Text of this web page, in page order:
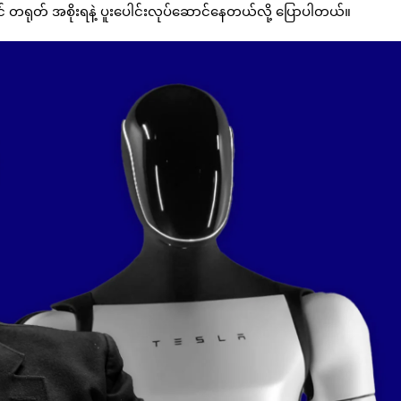
တရုတ် အစိုးရနဲ့ ပူးပေါင်းလုပ်ဆောင်နေတယ်လို့ ပြောပါတယ်။